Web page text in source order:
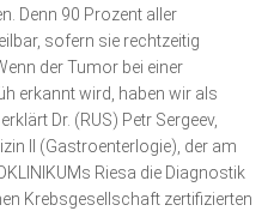
Denn 90 Prozent aller
sofern sie rechtzeitig
der Tumor bei einer
erkannt wird, haben wir als
Dr. (RUS) Petr Sergeev,
II (Gastro­ente­r­logie), der am
Riesa die Diagnostik
Krebs­gesellschaft zertifizierten